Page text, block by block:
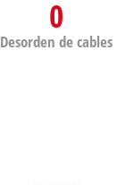
0
Desorden de cables